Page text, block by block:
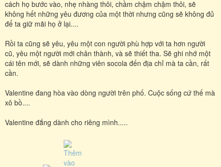
cách họ bước vào, nhẹ nhàng thôi, chầm chậm chậm thôi, sẽ
không hết những yêu đương của một thời nhưng cũng sẽ không đủ
để ta giữ mãi họ ở lại....
Rồi ta cũng sẽ yêu, yêu một con người phù hợp với ta hơn người
cũ, yêu một người mới chân thành, và sẽ thiết tha. Sẽ ghi nhớ một
cái tên mới, sẽ dành những viên socola đến địa chỉ mà ta cần, rất
cần.
Valentine đang hòa vào dòng người trên phố. Cuộc sống cứ thế mà
xô bồ....
Valentine đắng dành cho riêng mình.....